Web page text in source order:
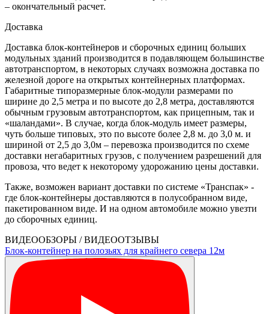
– окончательный расчет.
Доставка
Доставка блок-контейнеров и сборочных единиц больших
модульных зданий производится в подавляющем большинстве
автотранспортом, в некоторых случаях возможна доставка по
железной дороге на открытых контейнерных платформах.
Габаритные типоразмерные блок-модули размерами по
ширине до 2,5 метра и по высоте до 2,8 метра, доставляются
обычным грузовым автотранспортом, как прицепным, так и
«шаландами». В случае, когда блок-модуль имеет размеры,
чуть больше типовых, это по высоте более 2,8 м. до 3,0 м. и
шириной от 2,5 до 3,0м – перевозка производится по схеме
доставки негабаритных грузов, с получением разрешений для
провоза, что ведет к некоторому удорожанию цены доставки.
Также, возможен вариант доставки по системе «Транспак» -
где блок-контейнеры доставляются в полусобранном виде,
пакетированном виде. И на одном автомобиле можно увезти
до сборочных единиц.
ВИДЕООБЗОРЫ / ВИДЕООТЗЫВЫ
Блок-контейнер на полозьях для крайнего севера 12м